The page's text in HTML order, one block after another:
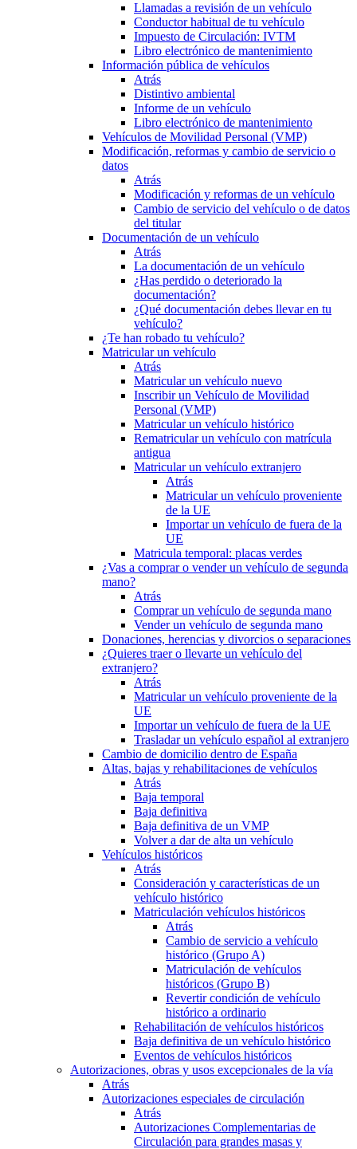
Llamadas a revisión de un vehículo
Conductor habitual de tu vehículo
Impuesto de Circulación: IVTM
Libro electrónico de mantenimiento
Información pública de vehículos
Atrás
Distintivo ambiental
Informe de un vehículo
Libro electrónico de mantenimiento
Vehículos de Movilidad Personal (VMP)
Modificación, reformas y cambio de servicio o
datos
Atrás
Modificación y reformas de un vehículo
Cambio de servicio del vehículo o de datos
del titular
Documentación de un vehículo
Atrás
La documentación de un vehículo
¿Has perdido o deteriorado la
documentación?
¿Qué documentación debes llevar en tu
vehículo?
¿Te han robado tu vehículo?
Matricular un vehículo
Atrás
Matricular un vehículo nuevo
Inscribir un Vehículo de Movilidad
Personal (VMP)
Matricular un vehículo histórico
Rematricular un vehículo con matrícula
antigua
Matricular un vehículo extranjero
Atrás
Matricular un vehículo proveniente
de la UE
Importar un vehículo de fuera de la
UE
Matricula temporal: placas verdes
¿Vas a comprar o vender un vehículo de segunda
mano?
Atrás
Comprar un vehículo de segunda mano
Vender un vehículo de segunda mano
Donaciones, herencias y divorcios o separaciones
¿Quieres traer o llevarte un vehículo del
extranjero?
Atrás
Matricular un vehículo proveniente de la
UE
Importar un vehículo de fuera de la UE
Trasladar un vehículo español al extranjero
Cambio de domicilio dentro de España
Altas, bajas y rehabilitaciones de vehículos
Atrás
Baja temporal
Baja definitiva
Baja definitiva de un VMP
Volver a dar de alta un vehículo
Vehículos históricos
Atrás
Consideración y características de un
vehículo histórico
Matriculación vehículos históricos
Atrás
Cambio de servicio a vehículo
histórico (Grupo A)
Matriculación de vehículos
históricos (Grupo B)
Revertir condición de vehículo
histórico a ordinario
Rehabilitación de vehículos históricos
Baja definitiva de un vehículo histórico
Eventos de vehículos históricos
Autorizaciones, obras y usos excepcionales de la vía
Atrás
Autorizaciones especiales de circulación
Atrás
Autorizaciones Complementarias de
Circulación para grandes masas y